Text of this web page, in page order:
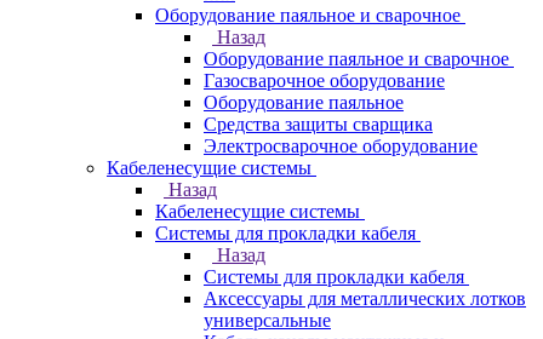
Оборудование паяльное и сварочное
Назад
Оборудование паяльное и сварочное
Газосварочное оборудование
Оборудование паяльное
Средства защиты сварщика
Электросварочное оборудование
Кабеленесущие системы
Назад
Кабеленесущие системы
Системы для прокладки кабеля
Назад
Системы для прокладки кабеля
Аксессуары для металлических лотков
универсальные